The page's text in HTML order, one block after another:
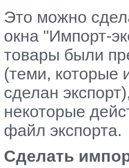
Это можно
окна "Импорт-
товары были
(теми, которые
сделан
некоторые
файл экспорта.
Сделать